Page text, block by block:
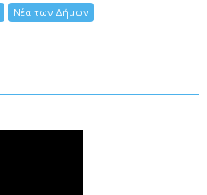
Νέα των Δήμων